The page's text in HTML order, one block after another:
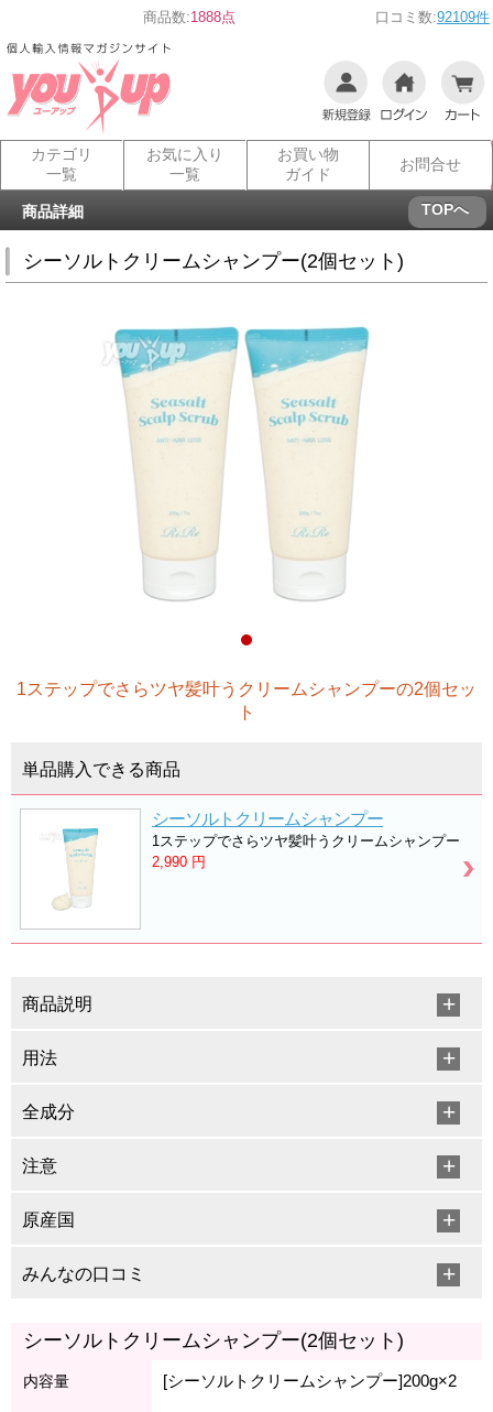
商品数:1888点 口コミ数:92109件
カテゴリ
一覧
お気に入り
一覧
お買い物
ガイド
お問合せ
商品詳細 TOPへ
シーソルトクリームシャンプー(2個セット)
1ステップでさらツヤ髪叶うクリームシャンプーの2個セッ
ト
単品購入できる商品
シーソルトクリームシャンプー
1ステップでさらツヤ髪叶うクリームシャンプー
2,990 円
商品説明
用法
全成分
注意
原産国
みんなの口コミ
シーソルトクリームシャンプー(2個セット)
内容量 [シーソルトクリームシャンプー]200g×2